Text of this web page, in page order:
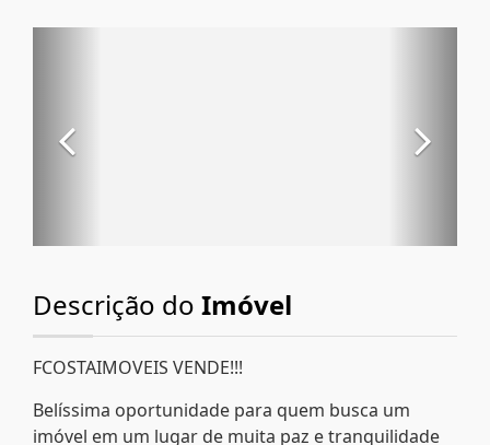
Descrição do Imóvel
FCOSTAIMOVEIS VENDE!!!
Belíssima oportunidade para quem busca um
imóvel em um lugar de muita paz e tranquilidade